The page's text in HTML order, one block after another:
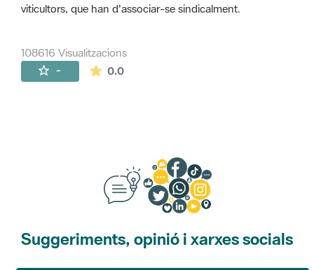
viticultors, que han d'associar-se sindicalment.
108616 Visualitzacions
- 0.0La mitjana de les valoracions és de 0
Suggeriments, opinió i xarxes socials